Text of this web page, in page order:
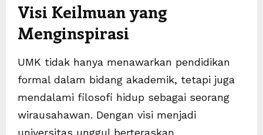
Visi Keilmuan yang
Menginspirasi
UMK tidak hanya menawarkan pendidikan
formal dalam bidang akademik, tetapi juga
mendalami filosofi hidup sebagai seorang
wirausahawan. Dengan visi menjadi